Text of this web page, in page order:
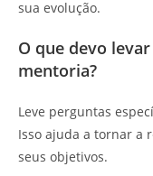
sua evolução.
O que devo
mentoria?
Leve perguntas
Isso ajuda a tornar a
seus objetivos.